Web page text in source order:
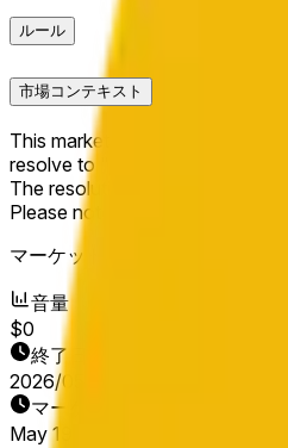
ルール
市場コンテキスト
This market will resolve to "Up"
resolve to "Down".
The resolution source for this
Please note that this market is
マーケット開始日：
音量
$0
終了日
2026/05/20
マーケット開始日
May 19, 2026, 2:44 AM ET